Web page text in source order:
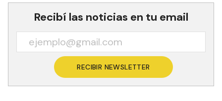
Recibí las noticias en tu email
RECIBIR NEWSLETTER